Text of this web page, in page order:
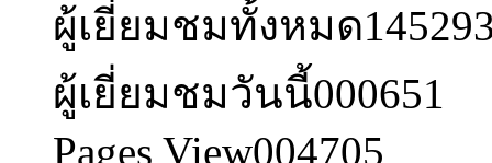
ผู้เยี่ยมชมทั้งหมด
ผู้เยี่ยมชมวันนี้000651
Pages View004705